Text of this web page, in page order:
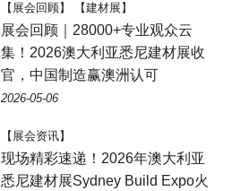
【展会回顾】 【建材展】
展会回顾｜28000+专业观众云
集！2026澳大利亚悉尼建材展收
官，中国制造赢澳洲认可
2026-05-06
【展会资讯】
现场精彩速递！2026年澳大利亚
悉尼建材展Sydney Build Expo火